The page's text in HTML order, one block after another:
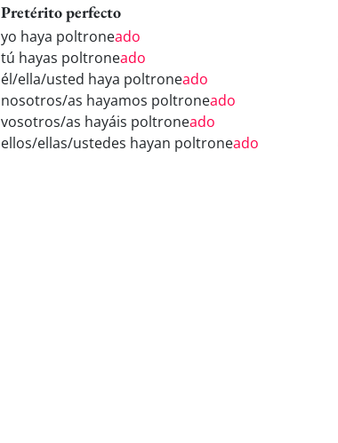
Pretérito perfecto
yo haya poltroneado
tú hayas poltroneado
él/ella/usted haya poltroneado
nosotros/as hayamos poltroneado
vosotros/as hayáis poltroneado
ellos/ellas/ustedes hayan poltroneado